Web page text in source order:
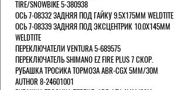
TIRE/SNOWBIKE 5-380938
ОСЬ 7-08332 ЗАДНЯЯ ПОД ГАЙКУ 9.5Х175ММ WELDTITE
ОСЬ 7-08339 ЗАДНЯЯ ПОД ЭКСЦЕНТРИК 10.0Х145ММ
WELDTITE
ПЕРЕКЛЮЧАТЕЛИ VENTURA 5-689575
ПЕРЕКЛЮЧАТЕЛЬ SHIMANO EZ FIRE PLUS 7 СКОР.
РУБАШКА ТРОСИКА ТОРМОЗА ABR-CGX 5MM/30M
AUTHOR 8-24601001